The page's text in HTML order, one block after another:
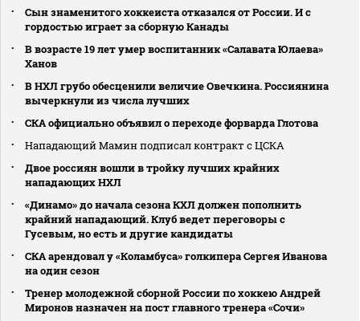
Сын знаменитого хоккеиста отказался от России. И с
гордостью играет за сборную Канады
В возрасте 19 лет умер воспитанник «Салавата Юлаева»
Ханов
В НХЛ грубо обесценили величие Овечкина. Россиянина
вычеркнули из числа лучших
СКА официально объявил о переходе форварда Глотова
Нападающий Мамин подписал контракт с ЦСКА
Двое россиян вошли в тройку лучших крайних
нападающих НХЛ
«Динамо» до начала сезона КХЛ должен пополнить
крайний нападающий. Клуб ведет переговоры с
Гусевым, но есть и другие кандидаты
СКА арендовал у «Коламбуса» голкипера Сергея Иванова
на один сезон
Тренер молодежной сборной России по хоккею Андрей
Миронов назначен на пост главного тренера «Сочи»